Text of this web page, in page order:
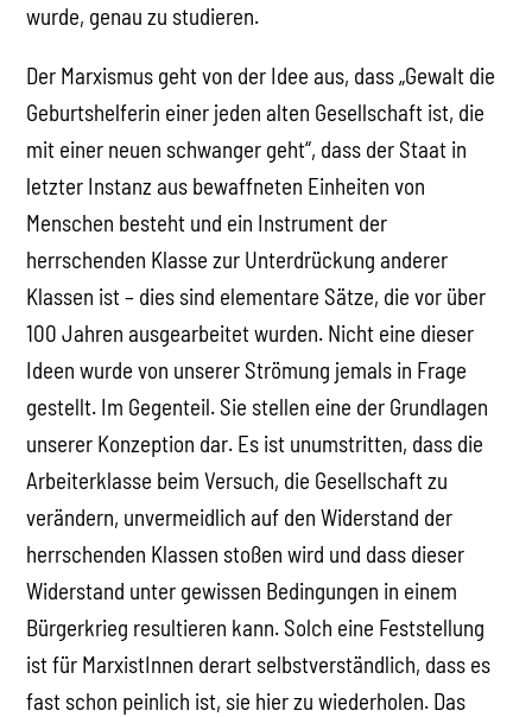
wurde, genau zu studieren.
Der Marxismus geht von der Idee aus, dass „Gewalt die
Geburtshelferin einer jeden alten Gesellschaft ist, die
mit einer neuen schwanger geht“, dass der Staat in
letzter Instanz aus bewaffneten Einheiten von
Menschen besteht und ein Instrument der
herrschenden Klasse zur Unterdrückung anderer
Klassen ist – dies sind elementare Sätze, die vor über
100 Jahren ausgearbeitet wurden. Nicht eine dieser
Ideen wurde von unserer Strömung jemals in Frage
gestellt. Im Gegenteil. Sie stellen eine der Grundlagen
unserer Konzeption dar. Es ist unumstritten, dass die
Arbeiterklasse beim Versuch, die Gesellschaft zu
verändern, unvermeidlich auf den Widerstand der
herrschenden Klassen stoßen wird und dass dieser
Widerstand unter gewissen Bedingungen in einem
Bürgerkrieg resultieren kann. Solch eine Feststellung
ist für MarxistInnen derart selbstverständlich, dass es
fast schon peinlich ist, sie hier zu wiederholen. Das